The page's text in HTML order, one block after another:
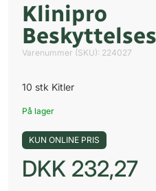
Klinipro
Varenummer (SKU): 224027
10 stk Kitler
På lager
KUN ONLINE PRIS
DKK 232,27